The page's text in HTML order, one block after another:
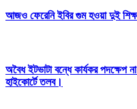
আজও ফেরেনি ইবির গুম হওয়া দুই
অবৈধ ইটভাটা বন্ধে কার্যকর পদক্ষেপ
হাইকোর্টে তলব।